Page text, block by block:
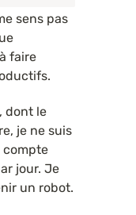
sens pas
faire
dont le
je ne suis
compte
jour. Je
un robot.